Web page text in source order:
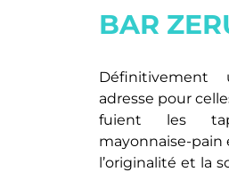
BAR
Définitivement
adresse pour
fuient les
mayonnaise-
l’originalité et la